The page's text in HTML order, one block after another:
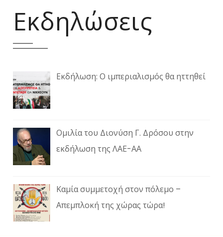
Εκδηλώσεις
Εκδήλωση: Ο ιμπεριαλισμός θα ηττηθεί
Ομιλία του Διονύση Γ. Δρόσου στην
εκδήλωση της ΛΑΕ-ΑΑ
Καμία συμμετοχή στον πόλεμο –
Απεμπλοκή της χώρας τώρα!